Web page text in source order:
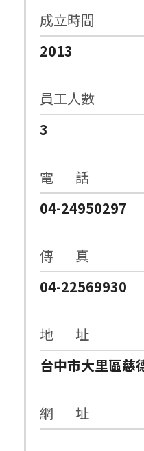
成立時間
2013
員工人數
3
電 話
04-24950297
傳 真
04-22569930
地 址
台中市大里區慈
網 址